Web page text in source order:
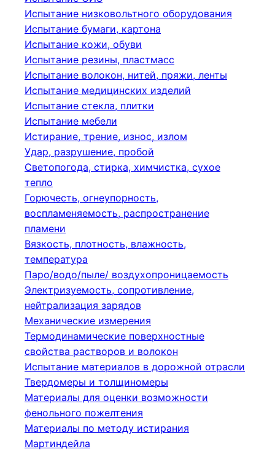
Испытание низковольтного оборудования
Испытание бумаги, картона
Испытание кожи, обуви
Испытание резины, пластмасс
Испытание волокон, нитей, пряжи, ленты
Испытание медицинских изделий
Испытание стекла, плитки
Испытание мебели
Истирание, трение, износ, излом
Удар, разрушение, пробой
Светопогода, стирка, химчистка, сухое
тепло
Горючесть, огнеупорность,
воспламеняемость, распространение
пламени
Вязкость, плотность, влажность,
температура
Паро/водо/пыле/ воздухопроницаемость
Электризуемость, сопротивление,
нейтрализация зарядов
Механические измерения
Термодинамические поверхностные
свойства растворов и волокон
Испытание материалов в дорожной отрасли
Твердомеры и толщиномеры
Материалы для оценки возможности
фенольного пожелтения
Материалы по методу истирания
Мартиндейла